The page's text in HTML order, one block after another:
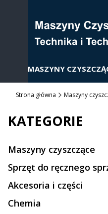
MASZYNY
Strona główna Maszyny
KATEGORIE
Kategoria - Maszyny
Maszyny czyszczące
Kategoria - Sprzęt do
Sprzęt do ręcznego
Kategoria - Akcesoria i części
Akcesoria i części
Kategoria - Chemia
Chemia